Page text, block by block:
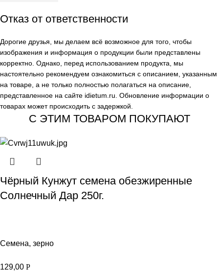
Отказ от ответственности
Дорогие друзья, мы делаем всё возможное для того, чтобы
изображения и информация о продукции были представлены
корректно. Однако, перед использованием продукта, мы
настоятельно рекомендуем ознакомиться с описанием, указанным
на товаре, а не только полностью полагаться на описание,
представленное на сайте idietum.ru. Обновление информации о
товарах может происходить с задержкой.
С ЭТИМ ТОВАРОМ ПОКУПАЮТ
Чёрный Кунжут семена обезжиренные
Солнечный Дар 250г.
Семена, зерно
129,00 Р